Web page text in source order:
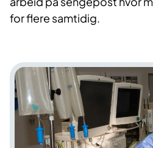
for flere samtidig.